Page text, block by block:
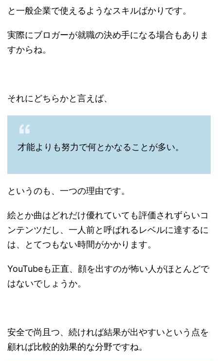
と一般企業で使えるようなスキルばかりです。
実際にブロガーが就職の決め手になる場合もありま
すからね。
それにどちらかと言えば、
才能よりも努力で何とかなることが多い。
というのも、一つの理由です。
絵とか曲はどれだけ優れていても評価されずらいコ
ンテンツだし、一人前と呼ばれるレベルに達するに
は、とてつもない時間がかかります。
YouTubeも正直、顔を出すのが怖い人がほとんどで
はないでしょうか。
安全で尚且つ、続ければ結果が出やすいという点を
顧れば比較的効果的な分野ですね。